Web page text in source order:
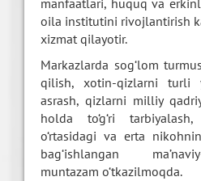
manfaatlari, huquq va
oila institutini rivojlantirish
xizmat qilayotir.
Markazlarda sog‘lom
qilish, xotin-qizlarni turli
asrash, qizlarni milliy
holda to‘g‘ri
o‘rtasidagi va erta
bag‘ishlangan
muntazam o‘tkazilmoqda.